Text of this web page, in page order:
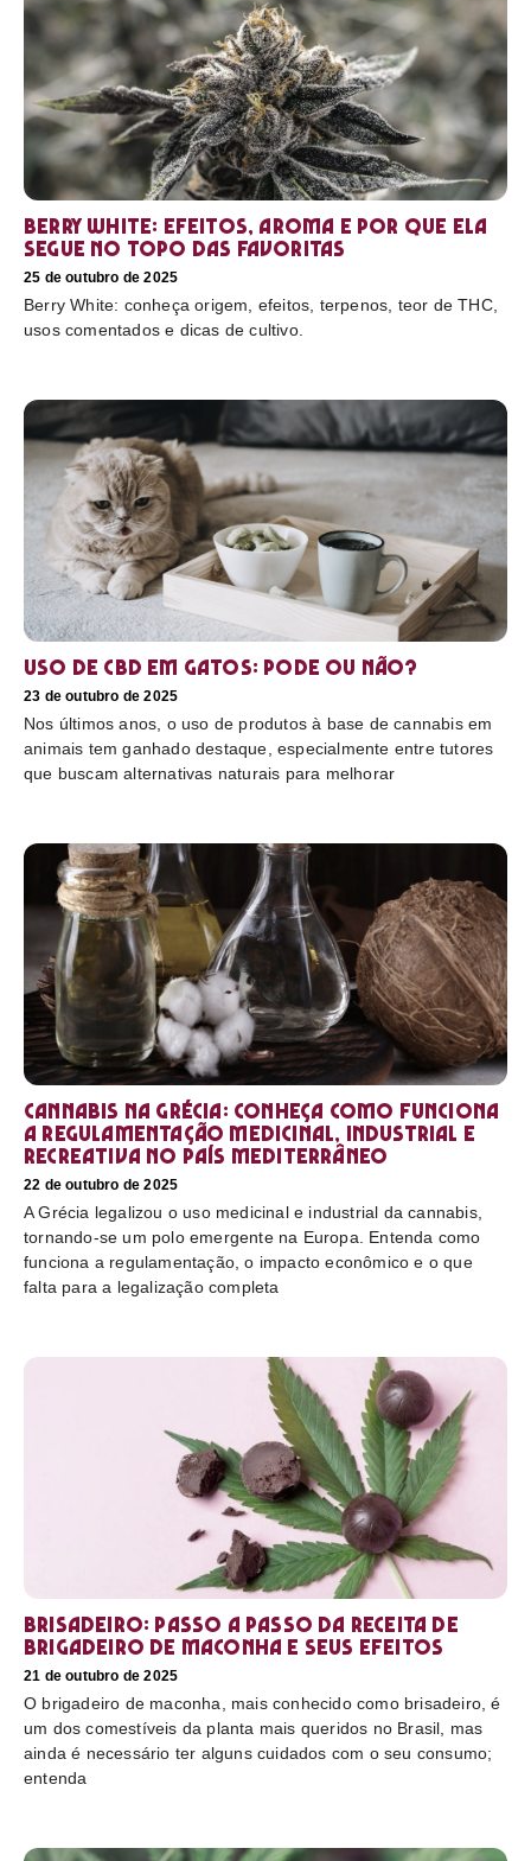
Berry White: efeitos, aroma e por que ela
segue no topo das favoritas
25 de outubro de 2025
Berry White: conheça origem, efeitos, terpenos, teor de THC,
usos comentados e dicas de cultivo.
Uso de CBD em gatos: pode ou não?
23 de outubro de 2025
Nos últimos anos, o uso de produtos à base de cannabis em
animais tem ganhado destaque, especialmente entre tutores
que buscam alternativas naturais para melhorar
Cannabis na Grécia: conheça como funciona
a regulamentação medicinal, industrial e
recreativa no país mediterrâneo
22 de outubro de 2025
A Grécia legalizou o uso medicinal e industrial da cannabis,
tornando-se um polo emergente na Europa. Entenda como
funciona a regulamentação, o impacto econômico e o que
falta para a legalização completa
Brisadeiro: passo a passo da receita de
brigadeiro de maconha e seus efeitos
21 de outubro de 2025
O brigadeiro de maconha, mais conhecido como brisadeiro, é
um dos comestíveis da planta mais queridos no Brasil, mas
ainda é necessário ter alguns cuidados com o seu consumo;
entenda